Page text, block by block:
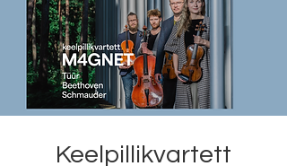
Keelpillikvartett